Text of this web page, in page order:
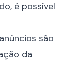
é possível
são
da